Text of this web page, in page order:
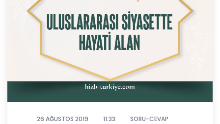
26 AĞUSTOS 2019 11:33 SORU-CEVAP